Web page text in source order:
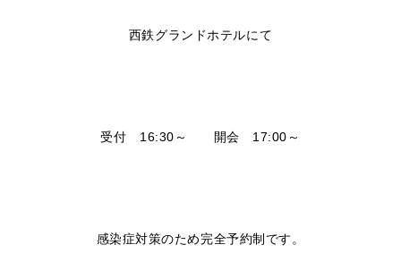
西鉄グランドホテルにて
受付 16:30～ 開会 17:00～
感染症対策のため完全予約制です。